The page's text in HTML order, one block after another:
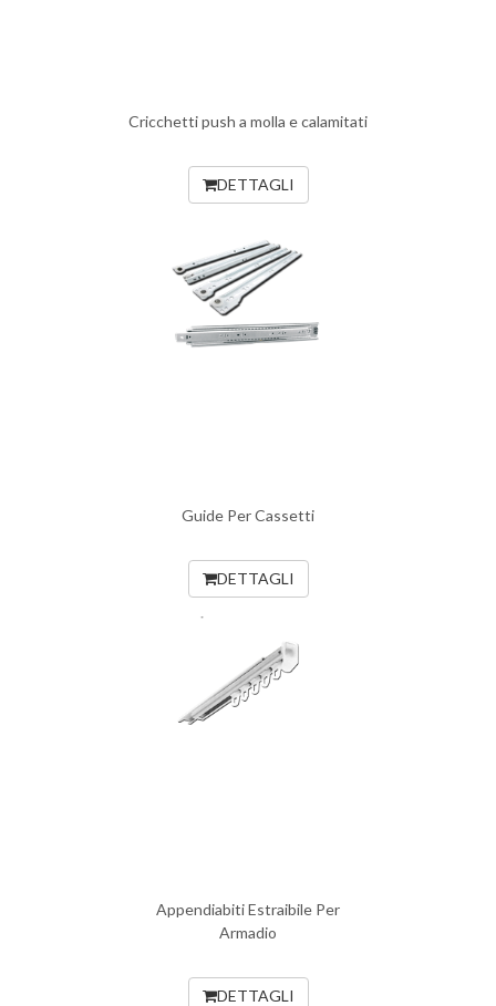
Cricchetti push a molla e calamitati
DETTAGLI
Guide Per Cassetti
DETTAGLI
Appendiabiti Estraibile Per
Armadio
DETTAGLI